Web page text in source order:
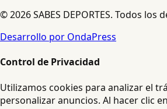
© 2026 SABES DEPORTES. Todos los
Desarrollo por OndaPress
Control de Privacidad
Utilizamos cookies para analizar el
personalizar anuncios. Al hacer clic